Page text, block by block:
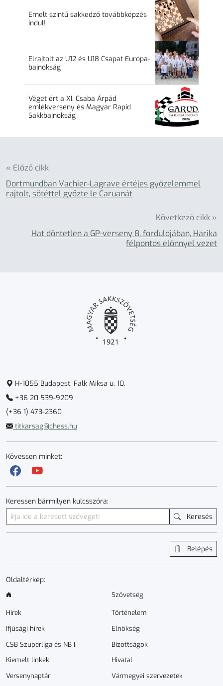
Emelt szintű sakkedző továbbképzés
indul!
Elrajtolt az U12 és U18 Csapat Európa-
bajnokság
Véget ért a XI. Csaba Árpád
emlékverseny és Magyar Rapid
Sakkbajnokság
« Előző cikk
Dortmundban Vachier-Lagrave értéjes győzelemmel
rajtolt, sötéttel győzte le Caruanát
Következő cikk »
Hat döntetlen a GP-verseny 8. fordulójában, Harika
félpontos előnnyel vezet
H-1055 Budapest, Falk Miksa u. 10.
+36 20 539-9209
(+36 1) 473-2360
titkarsag@chess.hu
Kövessen minket:
Keressen bármilyen kulcsszóra:
Keresés
Belépés
Oldaltérkép:
Hírek
Ifjúsági hírek
CSB Szuperliga és NB I.
Kiemelt linkek
Versenynaptár
Szövetség
Történelem
Elnökség
Bizottságok
Hivatal
Vármegyei szervezetek